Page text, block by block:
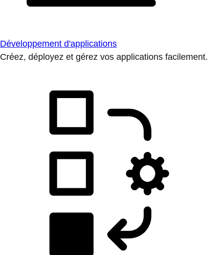
Développement d'applications
Créez, déployez et gérez vos applications facilement.